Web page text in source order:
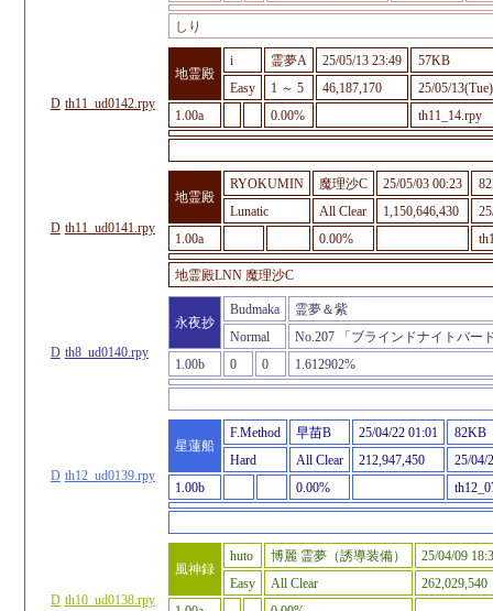
しり
D th11_ud0142.rpy
地霊殿
i 霊夢A 25/05/13 23:49
57KB
Easy
1 ～ 5 46,187,170
25/05/
1.00a
0.00% th11_14.rpy
D th11_ud0141.rpy
地霊殿
RYOKUMIN 魔理沙C 25/05/03 00:23
Lunatic
All Clear 1,150,646,430
1.00a
0.00%
地霊殿LNN 魔理沙C
D th8_ud0140.rpy
永夜抄
Budmaka
霊夢＆紫
Normal
No.207 「ブラインドナイトバー
1.00b
0 0 1.612902%
D th12_ud0139.rpy
星蓮船
F.Method 早苗B 25/04/22 01:01
82KB
Hard
All Clear 212,947,450
25/04/
1.00b
0.00%
D th10_ud0138.rpy
風神録
huto 博麗 霊夢（誘導装備）
25/04/09
Easy
All Clear
262,029,540